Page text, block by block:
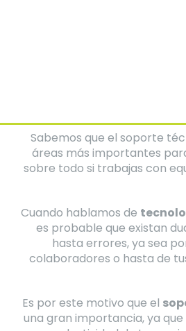
Sabemos que el soporte
áreas más importantes
sobre todo si trabajas con
Cuando hablamos de
es probable que existan
hasta errores, ya sea
colaboradores o hasta de
Es por este motivo que el
una gran importancia, ya